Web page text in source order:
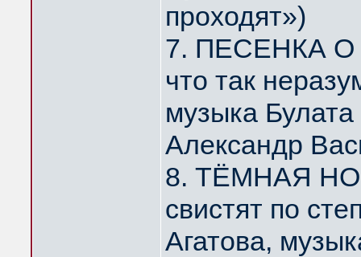
проходят»)
7. ПЕСЕНКА О
что так
музыка
Александр
8. ТЁМНАЯ
свистят по
Агатова,